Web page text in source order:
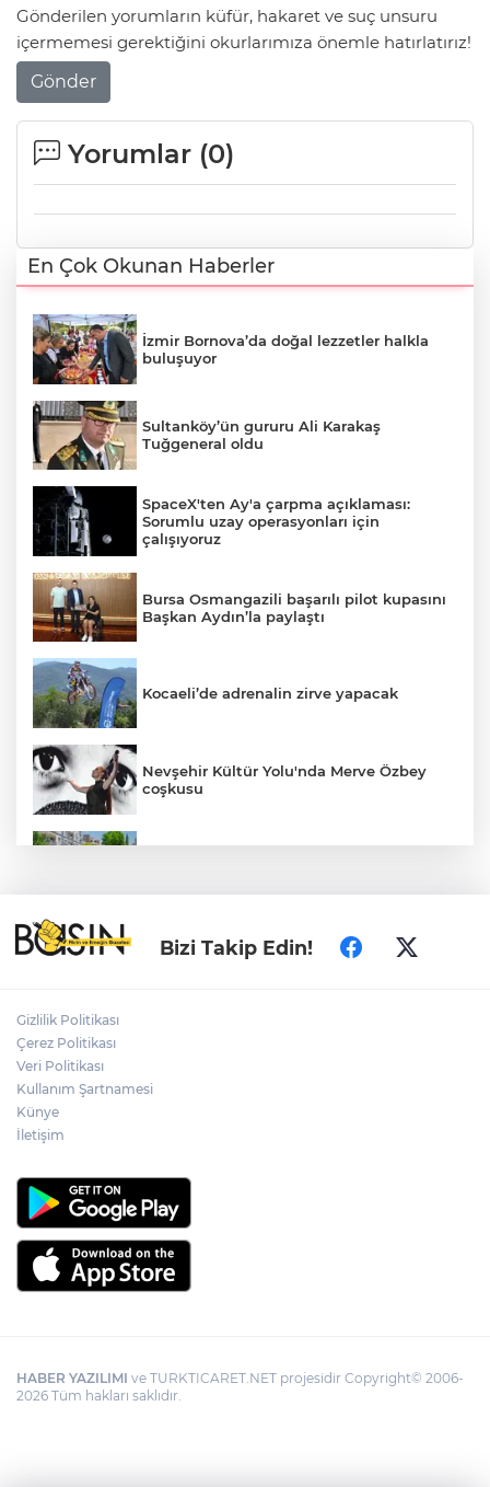
Gönderilen yorumların küfür, hakaret ve suç unsuru
içermemesi gerektiğini okurlarımıza önemle hatırlatırız!
Gönder
Yorumlar (0)
En Çok Okunan Haberler
İzmir Bornova’da doğal lezzetler halkla
buluşuyor
Sultanköy’ün gururu Ali Karakaş
Tuğgeneral oldu
SpaceX'ten Ay'a çarpma açıklaması:
Sorumlu uzay operasyonları için
çalışıyoruz
Bursa Osmangazili başarılı pilot kupasını
Başkan Aydın’la paylaştı
Kocaeli’de adrenalin zirve yapacak
Nevşehir Kültür Yolu'nda Merve Özbey
coşkusu
MEB ve Türk Kızılay'dan Çocuklara
Yönelik Afet Farkındalık Çalıştayı
Bizi Takip Edin!
Gizlilik Politikası
Çerez Politikası
Veri Politikası
Kullanım Şartnamesi
Künye
İletişim
HABER YAZILIMI ve TURKTICARET.NET projesidir Copyright© 2006-
2026 Tüm hakları saklıdır.